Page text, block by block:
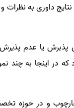
نتایج داوری به نظرات
پذبرش یا عدم
که در اینجا به چند
و در حوزه